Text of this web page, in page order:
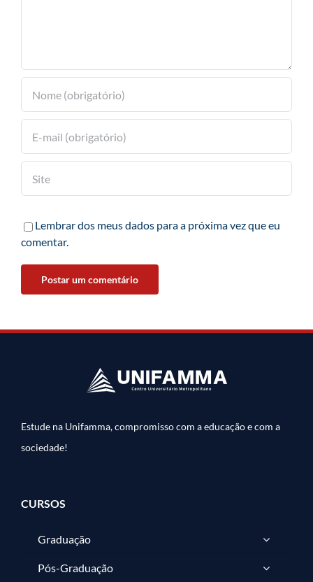
Lembrar dos meus dados para a próxima vez que eu
comentar.
Estude na Unifamma, compromisso com a educação e com a
sociedade!
CURSOS
Graduação
Pós-Graduação